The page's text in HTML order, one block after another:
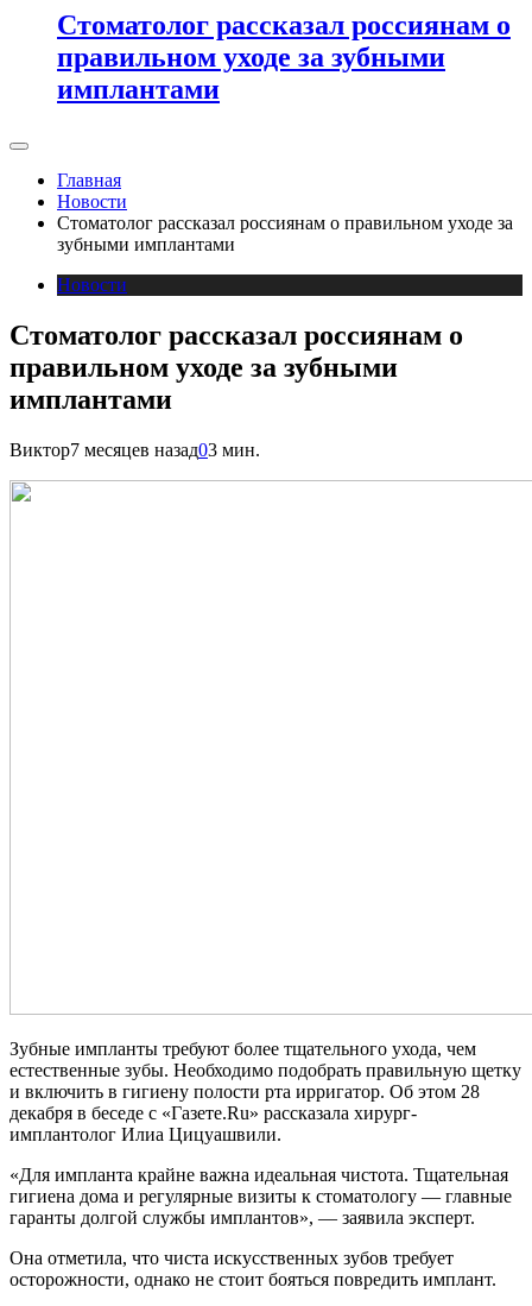
Стоматолог рассказал россиянам о
правильном уходе за зубными
имплантами
Главная
Новости
Стоматолог рассказал россиянам о правильном уходе за
зубными имплантами
Новости
Стоматолог рассказал россиянам о
правильном уходе за зубными
имплантами
Виктор7 месяцев назад03 мин.
Зубные импланты требуют более тщательного ухода, чем
естественные зубы. Необходимо подобрать правильную щетку
и включить в гигиену полости рта ирригатор. Об этом 28
декабря в беседе с «Газете.Ru» рассказала хирург-
имплантолог Илиа Цицуашвили.
«Для импланта крайне важна идеальная чистота. Тщательная
гигиена дома и регулярные визиты к стоматологу — главные
гаранты долгой службы имплантов», — заявила эксперт.
Она отметила, что чиста искусственных зубов требует
осторожности, однако не стоит бояться повредить имплант.